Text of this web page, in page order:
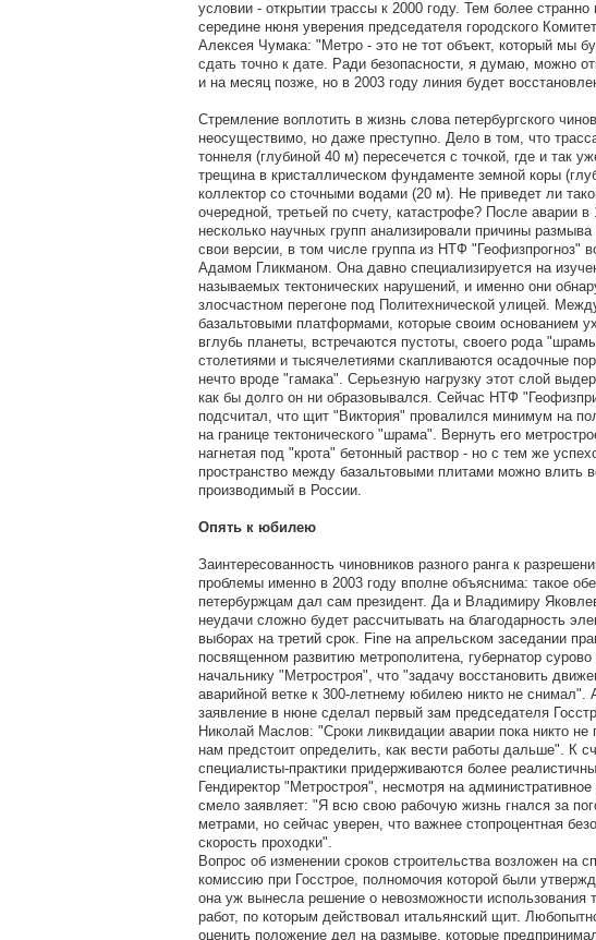
условии - открытии трассы к 2000 году. Тем более странно
середине нюня уверения председателя городского
Алексея Чумака: "Метро - это не тот объект, который мы
сдать точно к дате. Ради безопасности, я думаю, можно
и на месяц позже, но в 2003 году линия будет
Стремление воплотить в жизнь слова петербургского
неосуществимо, но даже преступно. Дело в том, что
тоннеля (глубиной 40 м) пересечется с точкой, где и так
трещина в кристаллическом фундаменте земной коры
коллектор со сточными водами (20 м). Не приведет ли
очередной, третьей по счету, катастрофе? После аварии в
несколько научных групп анализировали причины
свои версии, в том числе группа из НТФ "Геофизпрогноз"
Адамом Гликманом. Она давно специализируется на
называемых тектонических нарушений, и именно они
злосчастном перегоне под Политехнической улицей.
базальтовыми платформами, которые своим основанием
вглубь планеты, встречаются пустоты, своего рода
столетиями и тысячелетиями скапливаются осадочные
нечто вроде "гамака". Серьезную нагрузку этот слой
как бы долго он ни образовывался. Сейчас НТФ
подсчитал, что щит "Виктория" провалился минимум на
на границе тектонического "шрама". Вернуть его
нагнетая под "крота" бетонный раствор - но с тем же
пространство между базальтовыми плитами можно влить
производимый в России.
Опять к юбилею
Заинтересованность чиновников разного ранга к
проблемы именно в 2003 году вполне объяснима: такое
петербуржцам дал сам президент. Да и Владимиру
неудачи сложно будет рассчитывать на благодарность
выборах на третий срок. Fine на апрельском заседании
посвященном развитию метрополитена, губернатор
начальнику "Метростроя", что "задачу восстановить
аварийной ветке к 300-летнему юбилею никто не снимал".
заявление в нюне сделал первый зам председателя
Николай Маслов: "Сроки ликвидации аварии пока никто не
нам предстоит определить, как вести работы дальше". К
специалисты-практики придерживаются более
Гендиректор "Метростроя", несмотря на
смело заявляет: "Я всю свою рабочую жизнь гнался за
метрами, но сейчас уверен, что важнее стопроцентная
скорость проходки".
Вопрос об изменении сроков строительства возложен на
комиссию при Госстрое, полномочия которой были
она уж вынесла решение о невозможности использования
работ, по которым действовал итальянский щит.
оценить положение дел на размыве, которые